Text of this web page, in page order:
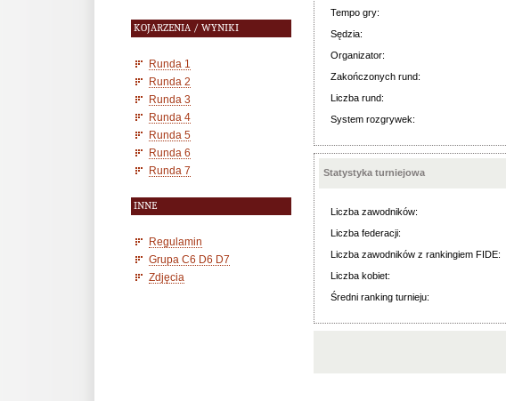
KOJARZENIA / WYNIKI
Runda 1
Runda 2
Runda 3
Runda 4
Runda 5
Runda 6
Runda 7
INNE
Regulamin
Grupa C6 D6 D7
Zdjęcia
Tempo gry:
Sędzia:
Organizator:
Zakończonych rund:
Liczba rund:
System rozgrywek:
Statystyka turniejowa
Liczba zawodników:
Liczba federacji:
Liczba zawodników z rankingiem FIDE:
Liczba kobiet:
Średni ranking turnieju: